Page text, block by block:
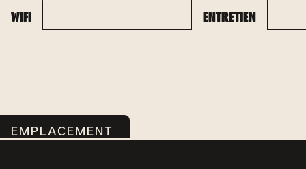
WIFI ENTRETIEN
EMPLACEMENT